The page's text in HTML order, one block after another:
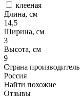
клееная
Длина, см
14,5
Ширина, см
3
Высота, см
9
Страна производитель
Россия
Найти похожие
Отзывы